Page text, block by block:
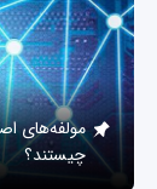
مولفه‌های
چیستند؟